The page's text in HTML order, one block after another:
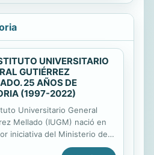
la trilogía con la que el
UNIVERSITARIO
GUTIÉRREZ
25 AÑOS DE
(1997-2022)
Universitario General
Mellado (IUGM) nació en
iniciativa del Ministerio de
y quedó adscrito a la UNED